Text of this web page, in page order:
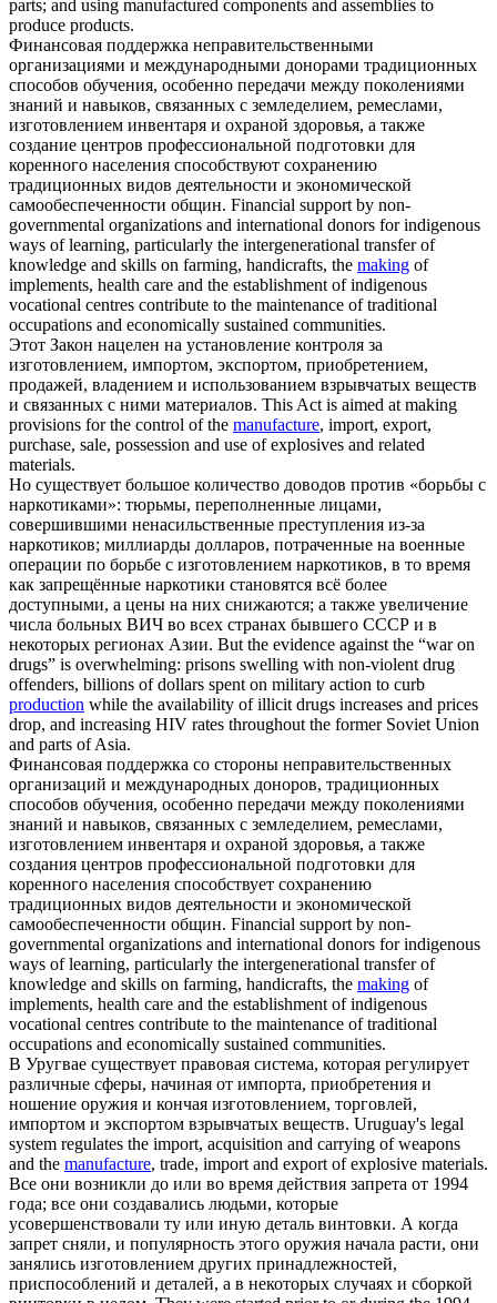
parts; and using manufactured components and assemblies to
produce products.
Финансовая поддержка неправительственными
организациями и международными донорами традиционных
способов обучения, особенно передачи между поколениями
знаний и навыков, связанных с земледелием, ремеслами,
изготовлением инвентаря и охраной здоровья, а также
создание центров профессиональной подготовки для
коренного населения способствуют сохранению
традиционных видов деятельности и экономической
самообеспеченности общин. Financial support by non-
governmental organizations and international donors for indigenous
ways of learning, particularly the intergenerational transfer of
knowledge and skills on farming, handicrafts, the making of
implements, health care and the establishment of indigenous
vocational centres contribute to the maintenance of traditional
occupations and economically sustained communities.
Этот Закон нацелен на установление контроля за
изготовлением, импортом, экспортом, приобретением,
продажей, владением и использованием взрывчатых веществ
и связанных с ними материалов. This Act is aimed at making
provisions for the control of the manufacture, import, export,
purchase, sale, possession and use of explosives and related
materials.
Но существует большое количество доводов против «борьбы с
наркотиками»: тюрьмы, переполненные лицами,
совершившими ненасильственные преступления из-за
наркотиков; миллиарды долларов, потраченные на военные
операции по борьбе с изготовлением наркотиков, в то время
как запрещённые наркотики становятся всё более
доступными, а цены на них снижаются; а также увеличение
числа больных ВИЧ во всех странах бывшего СССР и в
некоторых регионах Азии. But the evidence against the “war on
drugs” is overwhelming: prisons swelling with non-violent drug
offenders, billions of dollars spent on military action to curb
production while the availability of illicit drugs increases and prices
drop, and increasing HIV rates throughout the former Soviet Union
and parts of Asia.
Финансовая поддержка со стороны неправительственных
организаций и международных доноров, традиционных
способов обучения, особенно передачи между поколениями
знаний и навыков, связанных с земледелием, ремеслами,
изготовлением инвентаря и охраной здоровья, а также
создания центров профессиональной подготовки для
коренного населения способствует сохранению
традиционных видов деятельности и экономической
самообеспеченности общин. Financial support by non-
governmental organizations and international donors for indigenous
ways of learning, particularly the intergenerational transfer of
knowledge and skills on farming, handicrafts, the making of
implements, health care and the establishment of indigenous
vocational centres contribute to the maintenance of traditional
occupations and economically sustained communities.
В Уругвае существует правовая система, которая регулирует
различные сферы, начиная от импорта, приобретения и
ношение оружия и кончая изготовлением, торговлей,
импортом и экспортом взрывчатых веществ. Uruguay's legal
system regulates the import, acquisition and carrying of weapons
and the manufacture, trade, import and export of explosive materials.
Все они возникли до или во время действия запрета от 1994
года; все они создавались людьми, которые
усовершенствовали ту или иную деталь винтовки. А когда
запрет сняли, и популярность этого оружия начала расти, они
занялись изготовлением других принадлежностей,
приспособлений и деталей, а в некоторых случаях и сборкой